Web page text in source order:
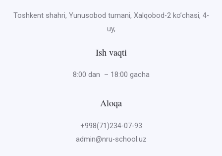
Toshkent shahri, Yunusobod tumani, Xalqobod-2 ko’chasi, 4-
uy,
Ish vaqti
8:00 dan – 18:00 gacha
Aloqa
+998(71)234-07-93
admin@nru-school.uz